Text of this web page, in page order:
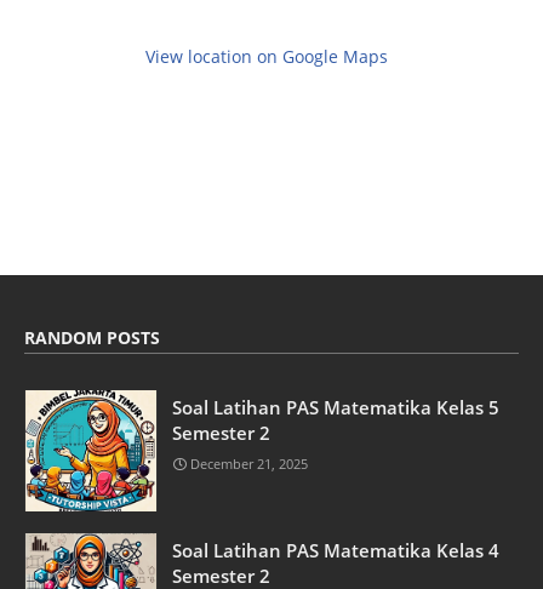
View location on Google Maps
RANDOM POSTS
Soal Latihan PAS Matematika Kelas 5
Semester 2
December 21, 2025
Soal Latihan PAS Matematika Kelas 4
Semester 2